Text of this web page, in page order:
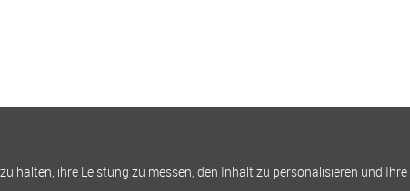
halten, ihre Leistung zu messen, den Inhalt zu personalisieren und